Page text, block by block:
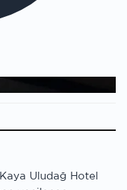
Uludağ Hotel